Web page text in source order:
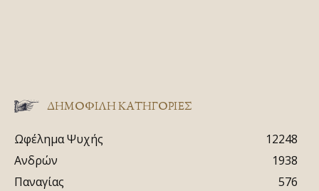
ΔΗΜΟΦΙΛΗ ΚΑΤΗΓΟΡΙΕΣ
Ωφέλημα Ψυχής
12248
Ανδρών
1938
Παναγίας
576